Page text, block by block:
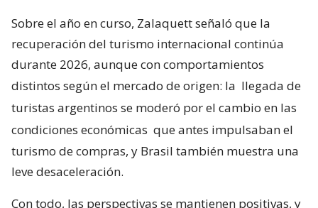
Sobre el año en curso, Zalaquett señaló que la
recuperación del turismo internacional continúa
durante 2026, aunque con comportamientos
distintos según el mercado de origen: la llegada de
turistas argentinos se moderó por el cambio en las
condiciones económicas que antes impulsaban el
turismo de compras, y Brasil también muestra una
leve desaceleración.
Con todo, las perspectivas se mantienen positivas, y